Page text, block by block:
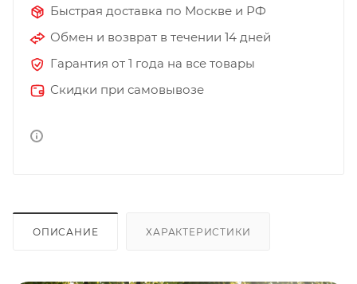
Быстрая доставка по Москве и РФ
Обмен и возврат в течении 14 дней
Гарантия от 1 года на все товары
Скидки при самовывозе
ОПИСАНИЕ ХАРАКТЕРИСТИКИ